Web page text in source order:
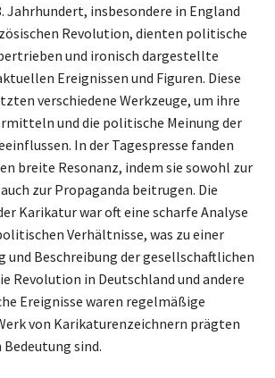
Jahrhundert, insbesondere in England
Revolution, dienten politische
und ironisch dargestellte
Ereignissen und Figuren. Diese
verschiedene Werkzeuge, um ihre
und die politische Meinung der
In der Tagespresse fanden
breite Resonanz, indem sie sowohl zur
zur Propaganda beitrugen. Die
Karikatur war oft eine scharfe Analyse
Verhältnisse, was zu einer
Beschreibung der gesellschaftlichen
Revolution in Deutschland und andere
Ereignisse waren regelmäßige
von Karikaturenzeichnern prägten
sind.